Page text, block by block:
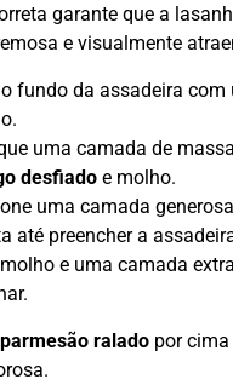
garante que a
e visualmente
o fundo da assadeira com
uma camada de
desfiado e molho.
uma camada
até preencher a
e uma camada
parmesão ralado por